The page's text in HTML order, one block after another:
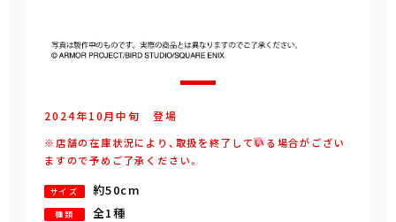
2024年10月中旬 登場
※店舗の在庫状況により、取扱を終了している場合がござい
ますので予めご了承ください。
サイズ 約50cm
種類 全1種